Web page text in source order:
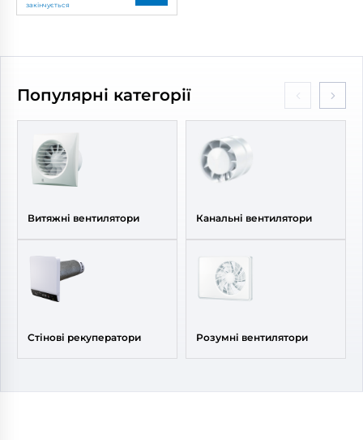
закінчується
Артикул: 0687842510
Популярні категорії
Витяжні вентилятори
Стінові рекуператори
Канальні вентилятори
Розумні вентилятори